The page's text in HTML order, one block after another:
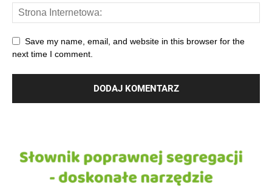
Save my name, email, and website in this browser for the
next time I comment.